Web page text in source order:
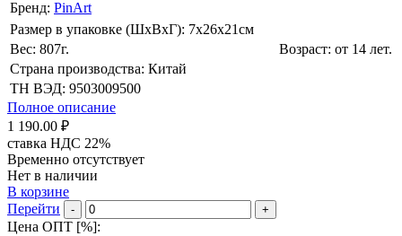
Бренд: PinArt
Размер в упаковке (ШхВxГ): 7х26х21cм
Вес: 807г.
Возраст: от 14 лет.
Страна производства: Китай
ТН ВЭД: 9503009500
Полное описание
1 190.00 ₽
ставка НДС 22%
Временно отсутствует
Нет в наличии
В корзине
Перейти
- +
Цена ОПТ [%]: